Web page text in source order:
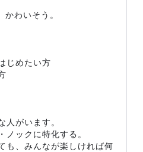
わいそう。
じめたい方
人がいます。
ノックに特化する。
も、みんなが楽しければ何